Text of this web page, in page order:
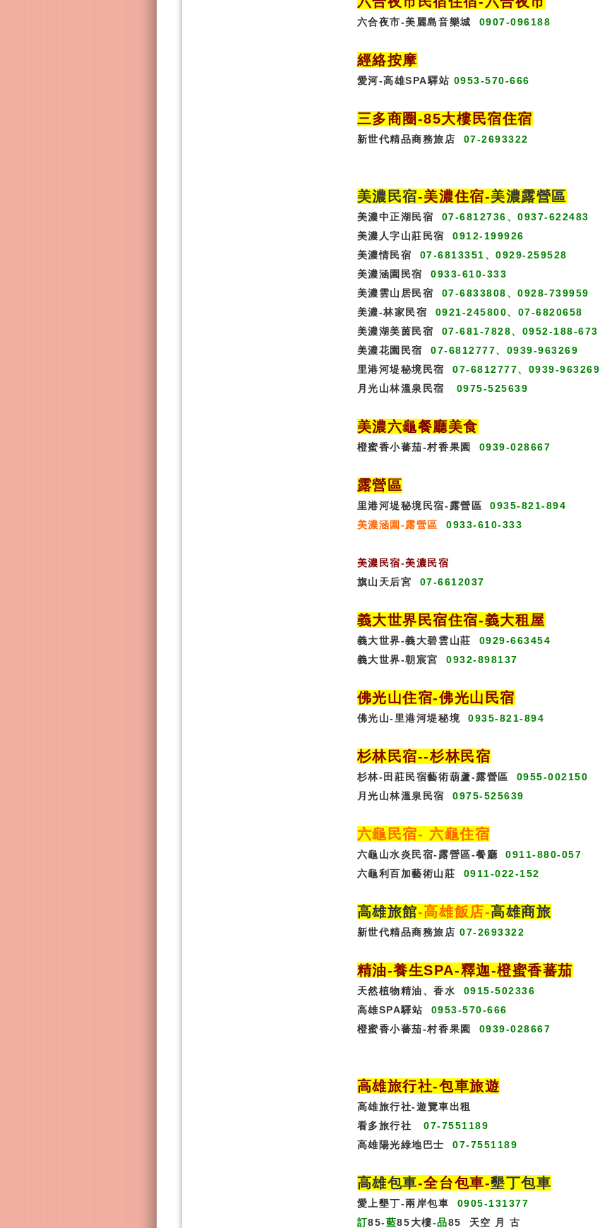
六合夜市-美麗島音樂城 0907-096188
經絡按摩
愛河-高雄SPA驛站 0953-570-666
三多商圈 -85大樓民宿住宿
新世代精品商務旅店 07-2693322
美濃民宿-美濃住宿-美濃露營區
美濃中正湖民宿
07-6812736、0937-622483
美濃人字山莊民宿
0912-199926
美濃情民宿
07-6813351、0929-259528
美濃涵園民宿
0933-610-333
美濃雲山居民宿
07-6833808、0928-739959
美濃-林家民宿
0921-245800、07-6820658
美濃湖美茵民宿
07-681-7828、0952-188-673
美濃花園民宿
07-6812777、0939-963269
里港河堤秘境民宿
07-6812777、0939-963269
月光山林溫泉民宿
0975-525639
美濃六龜餐廳美食
橙蜜香小蕃茄-村香果園 0939-028667
露營區
里港河堤秘境民宿-露營區
0935-821-894
美濃涵園-露營區
0933-610-333
美濃民宿-美濃民宿
旗山天后宮
07-6612037
義大世界民宿住宿-義大租屋
義大世界-義大碧雲山莊
0929-663454
義大世界-朝宸宮
0932-898137
佛光山住宿-佛光山民宿
佛光山-里港河堤秘境 0935-821-894
杉林民宿--杉林民宿
杉林-田莊民宿藝術葫蘆-露營區
0955-002150
月光山林溫泉民宿
0975-525639
六龜民宿- 六龜住宿
六龜山水炎民宿-露營區-餐廳
0911-880-057
六龜利百加藝術山莊
0911-022-152
高雄旅館-高雄飯店-高雄商旅
新世代精品商務旅店 07-2693322
精油-養生SPA-釋迦-橙蜜香蕃茄
天然植物精油、香水
0915-502336
高雄SPA驛站
0953-570-666
橙蜜香小蕃茄-村香果園
0939-028667
高雄旅行社-包車旅遊
高雄旅行社- 遊覽車出租
看多旅行社
07-7551189
高雄陽光綠地巴士
07-7551189
高雄包車-全台包車-墾丁包車
愛上墾丁-兩岸包車
0905-131377
訂85-藍85大樓-品85 天空 月 古